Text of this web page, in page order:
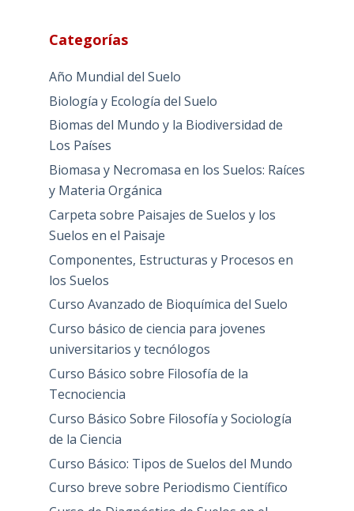
Categorías
Año Mundial del Suelo
Biología y Ecología del Suelo
Biomas del Mundo y la Biodiversidad de
Los Países
Biomasa y Necromasa en los Suelos: Raíces
y Materia Orgánica
Carpeta sobre Paisajes de Suelos y los
Suelos en el Paisaje
Componentes, Estructuras y Procesos en
los Suelos
Curso Avanzado de Bioquímica del Suelo
Curso básico de ciencia para jovenes
universitarios y tecnólogos
Curso Básico sobre Filosofía de la
Tecnociencia
Curso Básico Sobre Filosofía y Sociología
de la Ciencia
Curso Básico: Tipos de Suelos del Mundo
Curso breve sobre Periodismo Científico